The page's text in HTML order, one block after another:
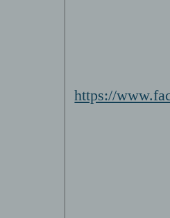
https://